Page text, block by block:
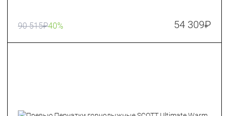
90 515₽40% 54 309₽